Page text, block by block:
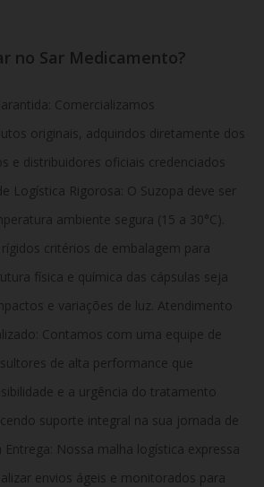
no Sar Medicamento?
Comercializamos
originais, adquiridos diretamente dos
e distribuidores oficiais credenciados
Logística Rigorosa: O Suzopa deve ser
ambiente segura (15 a 30°C).
critérios de embalagem para
física e química das cápsulas seja
e variações de luz. Atendimento
Contamos com uma equipe de
de alta performance que
e a urgência do tratamento
suporte integral na sua jornada de
Nossa malha logística expressa
envios ágeis e monitorados para